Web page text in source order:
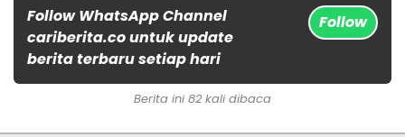
Follow WhatsApp Channel
cariberita.co untuk update
berita terbaru setiap hari
Follow
Berita ini 82 kali dibaca